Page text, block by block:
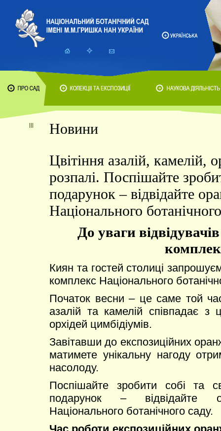
Новини
Цвітіння азалій, камелій,
розпалі. Поспішайте
подарунок – відвідайте
Національного
До уваги
Киян та гостей столиці
комплекс Національного
Початок весни – це саме той
азалій та камелій співпадає з
орхідей цимбідіумів.
Завітавши до експозиційних
матимете унікальну нагоду
насолоду.
Поспішайте зробити собі та
подарунок – відвідайте
Національного ботанічного саду.